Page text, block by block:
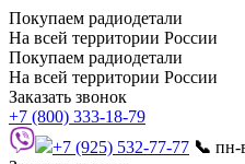
Покупаем радиодетали
На всей территории России
Покупаем радиодетали
На всей территории России
Заказать звонок
+7 (800) 333-18-79
+7 (925) 532-77-77 📞 пн-